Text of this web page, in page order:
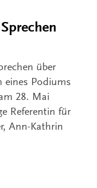
über
eines Podiums
28. Mai
Referentin für
Ann-Kathrin